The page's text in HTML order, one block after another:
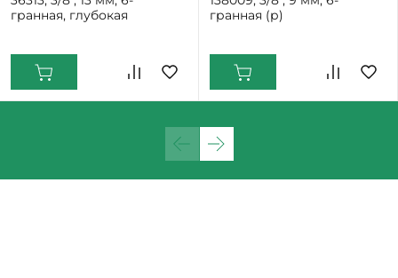
гранная, глубокая
гранная (р)